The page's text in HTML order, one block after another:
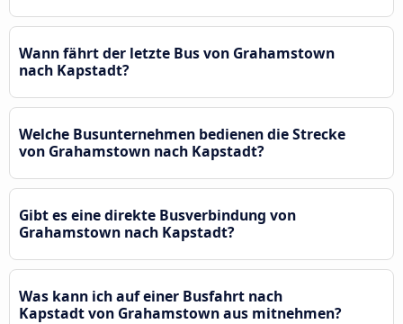
Wann fährt der letzte Bus von Grahamstown
nach Kapstadt?
Welche Busunternehmen bedienen die Strecke
von Grahamstown nach Kapstadt?
Gibt es eine direkte Busverbindung von
Grahamstown nach Kapstadt?
Was kann ich auf einer Busfahrt nach
Kapstadt von Grahamstown aus mitnehmen?